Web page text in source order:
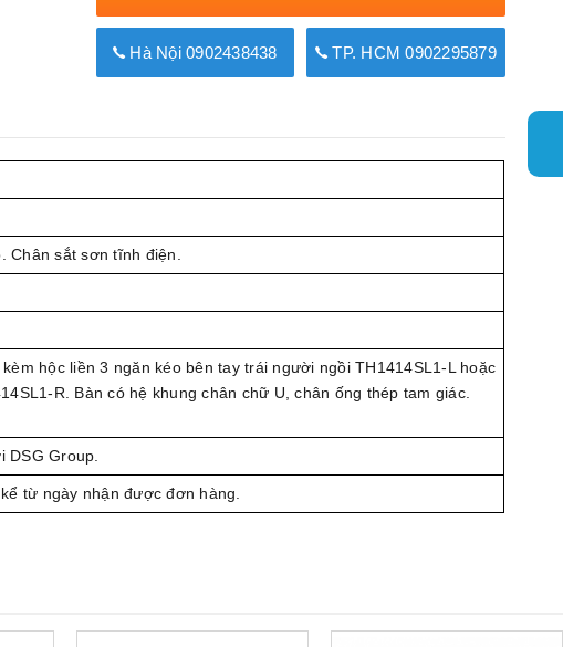
Hà Nội 0902438438 TP. HCM 0902295879
Chân sắt sơn tĩnh điện.
hộc liền 3 ngăn kéo bên tay trái người ngồi TH1414SL1-L hoặc
R. Bàn có hệ khung chân chữ U, chân ống thép tam giác.
DSG Group.
từ ngày nhận được đơn hàng.